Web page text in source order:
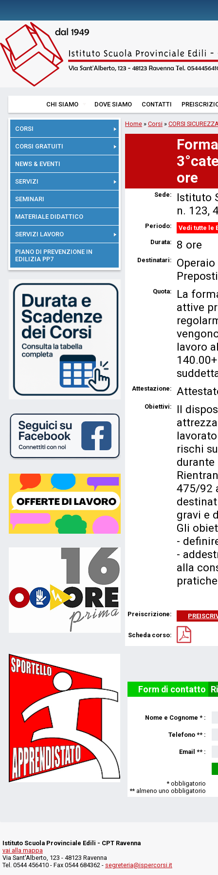
CHI SIAMO DOVE SIAMO CONTATTI
CORSI
CORSI GRATUITI
NEWS & EVENTI
SERVIZI
SEMINARI
MATERIALE DIDATTICO
SERVIZI LAVORO
PIANO DI PREVENZIONE IN
EDILIZIA PP7
Home » Corsi » CORSI
ore
Sede:
Istituto
n. 123,
Periodo:
Vedi tutte le
Durata:
8 ore
Destinatari:
Operaio
Preposti
Quota:
La
attive
lavoro
Attestazione:
Obiettivi:
Il
rischi
475/92
gravi e
Gli
-
-
alla
Preiscrizione:
Scheda corso:
Form di contatto
Nome e Cognome * :
Telefono ** :
Email ** :
* obbligatorio
** almeno uno obbligatorio
Istituto Scuola Provinciale Edili - CPT Ravenna
vai alla mappa
Via Sant'Alberto, 123 - 48123 Ravenna
Tel. 0544 456410 - Fax 0544 684362 - segreteria@ispercorsi.it